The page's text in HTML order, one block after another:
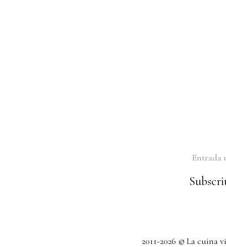
Entrada
2011-2026 © La